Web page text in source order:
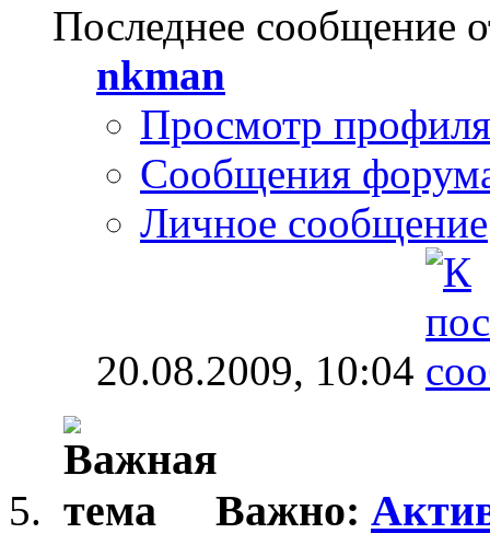
Последнее сообщение
nkman
Просмотр профиля
Сообщения
Личное сообщение
20.08.2009, 10:04
Важно: